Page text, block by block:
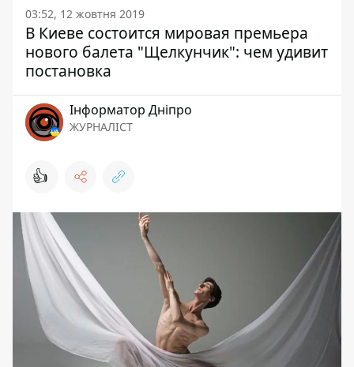
03:52, 12 жовтня 2019
В Киеве состоится мировая премьера
нового балета "Щелкунчик": чем удивит
постановка
Інформатор Дніпро
ЖУРНАЛІСТ
👍